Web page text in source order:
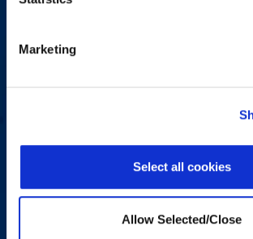
Marketing
Select all cookies
Allow Selected/Close
Nombre de la empresa*